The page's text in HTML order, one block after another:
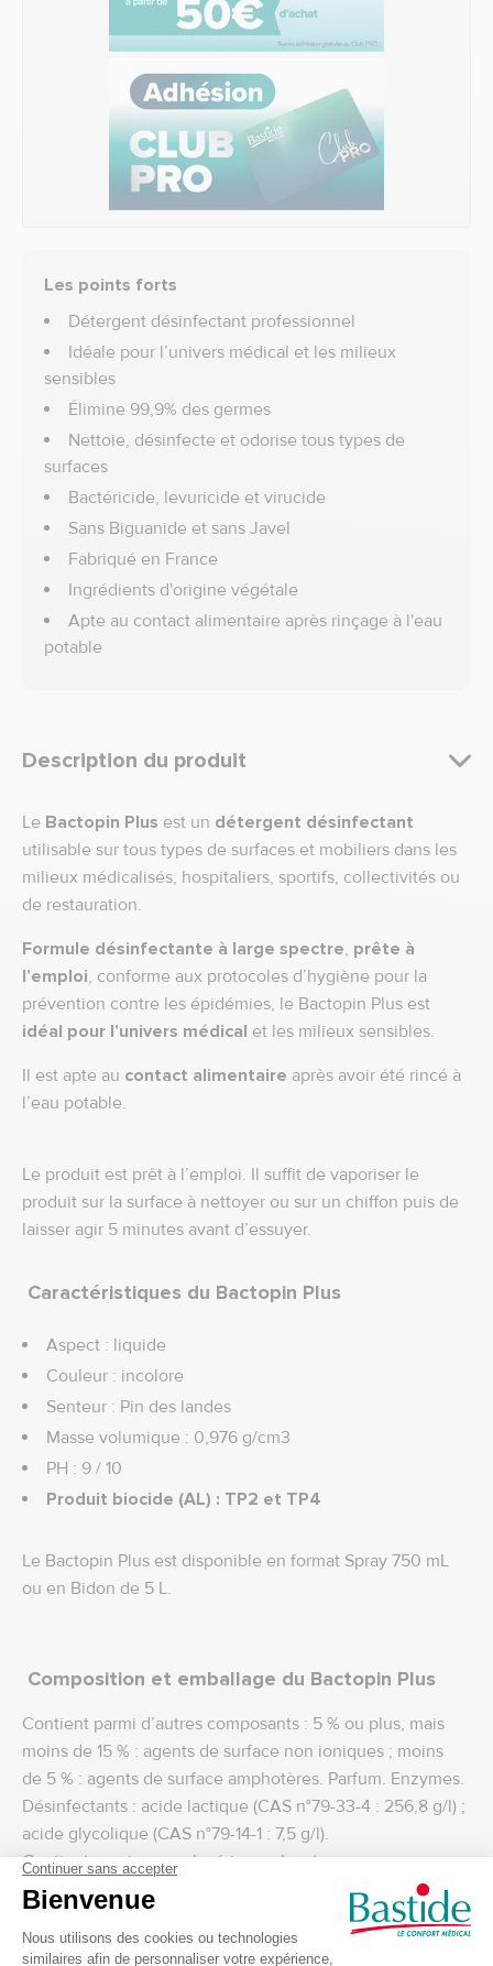
Les points forts
Détergent désinfectant professionnel
Idéale pour l’univers médical et les milieux
sensibles
Élimine 99,9% des germes
Nettoie, désinfecte et odorise tous types de
surfaces
Bactéricide, levuricide et virucide
Sans Biguanide et sans Javel
Fabriqué en France
Ingrédients d'origine végétale
Apte au contact alimentaire après rinçage à l'eau
potable
Description du produit
Le Bactopin Plus est un détergent désinfectant
utilisable sur tous types de surfaces et mobiliers dans les
milieux médicalisés, hospitaliers, sportifs, collectivités ou
de restauration.
Formule désinfectante à large spectre, prête à
l’emploi, conforme aux protocoles d’hygiène pour la
prévention contre les épidémies, le Bactopin Plus est
idéal pour l’univers médical et les milieux sensibles.
Il est apte au contact alimentaire après avoir été rincé à
l’eau potable.
Le produit est prêt à l’emploi. Il suffit de vaporiser le
produit sur la surface à nettoyer ou sur un chiffon puis de
laisser agir 5 minutes avant d’essuyer.
Caractéristiques du Bactopin Plus
Aspect : liquide
Couleur : incolore
Senteur : Pin des landes
Masse volumique : 0,976 g/cm3
PH : 9 / 10
Produit biocide (AL) : TP2 et TP4
Le Bactopin Plus est disponible en format Spray 750 mL
ou en Bidon de 5 L.
Composition et emballage du Bactopin Plus
Contient parmi d’autres composants : 5 % ou plus, mais
moins de 15 % : agents de surface non ioniques ; moins
de 5 % : agents de surface amphotères. Parfum. Enzymes.
Désinfectants : acide lactique (CAS n°79-33-4 : 256,8 g/l) ;
acide glycolique (CAS n°79-14-1 : 7,5 g/l).
Contient aussi : eau, glycérine, solvant.